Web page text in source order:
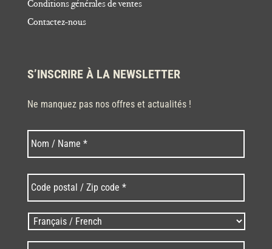
Conditions générales de ventes
Contactez-nous
S’INSCRIRE À LA NEWSLETTER
Ne manquez pas nos offres et actualités !
Nom * Nom
postal
/
Zip
code
* *
Langues
/
Language *